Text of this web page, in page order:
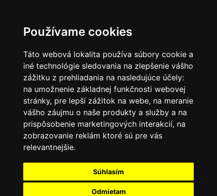
Používame cookies
Táto webová lokalita používa súbory cookie a
iné technológie sledovania na zlepšenie vášho
zážitku z prehliadania na nasledujúce účely:
na umožnenie základnej funkčnosti webovej
stránky, pre lepší zážitok na webe, na meranie
vášho záujmu o naše produkty a služby a na
prispôsobenie marketingových interakcií, na
zobrazovanie reklám ktoré sú pre vás
relevantnejšie.
Súhlasím
Odmietam